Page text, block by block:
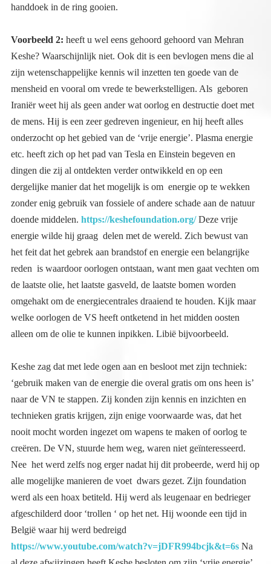
handdoek in de ring gooien.
Voorbeeld 2: heeft u wel eens gehoord gehoord van Mehran
Keshe? Waarschijnlijk niet. Ook dit is een bevlogen mens die al
zijn wetenschappelijke kennis wil inzetten ten goede van de
mensheid en vooral om vrede te bewerkstelligen. Als geboren
Iraniër weet hij als geen ander wat oorlog en destructie doet met
de mens. Hij is een zeer gedreven ingenieur, en hij heeft alles
onderzocht op het gebied van de ‘vrije energie’. Plasma energie
etc. heeft zich op het pad van Tesla en Einstein begeven en
dingen die zij al ontdekten verder ontwikkeld en op een
dergelijke manier dat het mogelijk is om energie op te wekken
zonder enig gebruik van fossiele of andere schade aan de natuur
doende middelen. https://keshefoundation.org/Deze vrije
energie wilde hij graag delen met de wereld. Zich bewust van
het feit dat het gebrek aan brandstof en energie een belangrijke
reden is waardoor oorlogen ontstaan, want men gaat vechten om
de laatste olie, het laatste gasveld, de laatste bomen worden
omgehakt om de energiecentrales draaiend te houden. Kijk maar
welke oorlogen de VS heeft ontketend in het midden oosten
alleen om de olie te kunnen inpikken. Libië bijvoorbeeld.
Keshe zag dat met lede ogen aan en besloot met zijn techniek:
‘gebruik maken van de energie die overal gratis om ons heen is’
naar de VN te stappen. Zij konden zijn kennis en inzichten en
technieken gratis krijgen, zijn enige voorwaarde was, dat het
nooit mocht worden ingezet om wapens te maken of oorlog te
creëren. De VN, stuurde hem weg, waren niet geïnteresseerd.
Nee het werd zelfs nog erger nadat hij dit probeerde, werd hij op
alle mogelijke manieren de voet dwars gezet. Zijn foundation
werd als een hoax betiteld. Hij werd als leugenaar en bedrieger
afgeschilderd door ‘trollen ‘ op het net. Hij woonde een tijd in
België waar hij werd bedreigd
https://www.youtube.com/watch?v=jDFR994bcjk&t=6sNa
al deze afwijzingen heeft Keshe besloten om zijn ‘vrije energie’
niet aan de machthebbers te geven maar aan de gewone
bevolking. Hij heeft toen overal mensen opgeleid met zijn
kennis. In Europa, in Afrika, zodat zij de kennis konden
doorgeven aan arme mensen overal te wereld. Gevolg is dat je in
Afrika op een plaats waar geen elektriciteit is mensen kunt
aantreffen die toch hun eten koken op een fornuis gevoed door
vrije energie. Energie die niets kost. Ik ken mensen die
workshops hebben gevolgd bij hem in NL en België en die nu
hun energierekening heel veel naar beneden hebben kunnen
brengen door tussen hun hoofdschakelaar en de instroom in hun
huis een Keshe apparaat te plaatsen die vrije energie invoert.
Jarenlang heb ik Keshe en zijn ideeën en de uitwerking ervan
gevolgd en bestudeerd. Afgelopen week kwam ik via, via weer
in aanraking met zijn prachtige en bijzondere werk, door een
vriend die een Fransman heeft ontmoet die een praktijk is
begonnen, waarin mensen die ziek zijn of anderszins een
energietekort hebben, onder een plasma energie apparaat kunnen
komen liggen, waarna ze zich als herboren voelen, hun energie
terug op peil. Een apparaat volledig gebaseerd op de Keshe
techniek. Het zette mij ertoe aan mij opnieuw te verdiepen in wat
deze geweldige man doet voor de mensheid ondanks de
tegenwerking van degenen die de macht hebben. De mensen met
macht die zoveel goeds zouden kunnen doen voor de wereld en
het weigeren zelfs al wordt het hen gratis aangeboden. Nu ik
weet dat Europa de demonstraties voor het klimaat aanspoort en
steunt en op allerlei plaatsen zelf heeft georganiseerd. Ben ik
meer dan achterdochtig.. en doe ik niet mee, want ook hier geldt:
het is niet wat het lijkt. Het is in elk geval het toppunt van